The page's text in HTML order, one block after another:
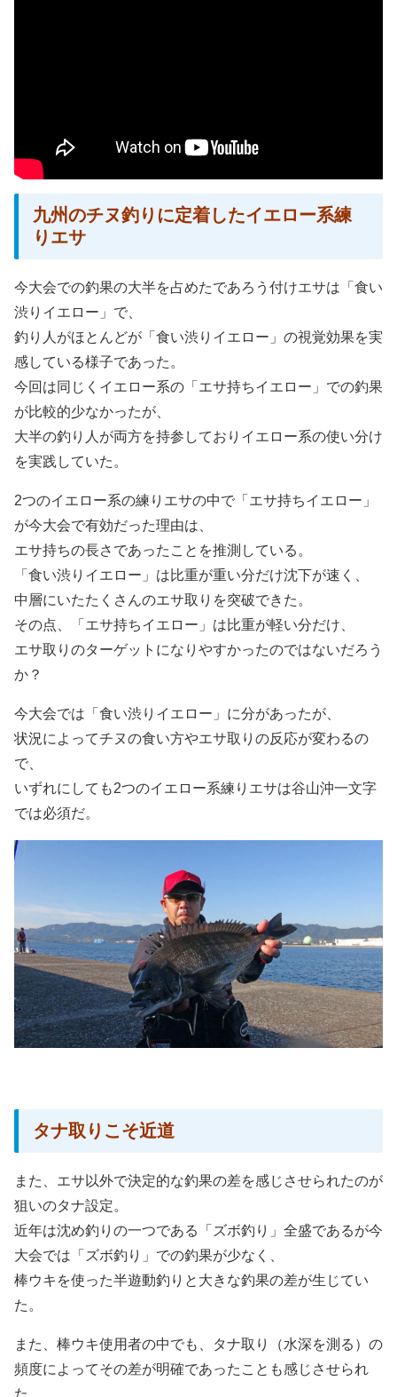
九州のチヌ釣りに定着したイエロー系練
りエサ
今大会での釣果の大半を占めたであろう付けエサは「食い
渋りイエロー」で、
釣り人がほとんどが「食い渋りイエロー」の視覚効果を実
感している様子であった。
今回は同じくイエロー系の「エサ持ちイエロー」での釣果
が比較的少なかったが、
大半の釣り人が両方を持参しておりイエロー系の使い分け
を実践していた。
2つのイエロー系の練りエサの中で「エサ持ちイエロー」
が今大会で有効だった理由は、
エサ持ちの長さであったことを推測している。
「食い渋りイエロー」は比重が重い分だけ沈下が速く、
中層にいたたくさんのエサ取りを突破できた。
その点、「エサ持ちイエロー」は比重が軽い分だけ、
エサ取りのターゲットになりやすかったのではないだろう
か？
今大会では「食い渋りイエロー」に分があったが、
状況によってチヌの食い方やエサ取りの反応が変わるの
で、
いずれにしても2つのイエロー系練りエサは谷山沖一文字
では必須だ。
タナ取りこそ近道
また、エサ以外で決定的な釣果の差を感じさせられたのが
狙いのタナ設定。
近年は沈め釣りの一つである「ズボ釣り」全盛であるが今
大会では「ズボ釣り」での釣果が少なく、
棒ウキを使った半遊動釣りと大きな釣果の差が生じてい
た。
また、棒ウキ使用者の中でも、タナ取り（水深を測る）の
頻度によってその差が明確であったことも感じさせられ
た。